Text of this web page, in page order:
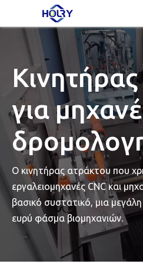
για
Ο κινητήρας ατράκτου που
εργαλειομηχανές CNC και
βασικό συστατικό, μια
ευρύ φάσμα βιομηχανιών.